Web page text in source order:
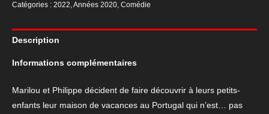
du
film
"Joyeuse
2"
Catégories : 2022,Années 2020, Comédie
Description
Informations complémentaires
Marilou et Philippe décident de faire découvrir à leurs petits-
enfants leur maison de vacances au Portugal qui n’est… pas